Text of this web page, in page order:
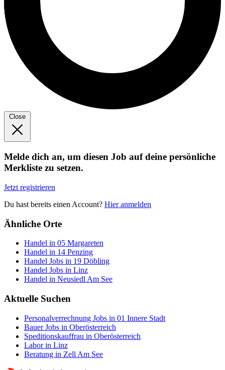
Close
Melde dich an, um diesen Job auf deine persönliche
Merkliste zu setzen.
Jetzt registrieren
Du hast bereits einen Account? Hier anmelden
Ähnliche Orte
Handel in 05 Margareten
Handel in 14 Penzing
Handel Jobs in 19 Döbling
Handel Jobs in Linz
Handel in Neusiedl Am See
Aktuelle Suchen
Personalverrechnung Jobs in 01 Innere Stadt
Bauer Jobs in Oberösterreich
Speditionskauffrau in Oberösterreich
Labor in Linz
Beratung in Zell Am See